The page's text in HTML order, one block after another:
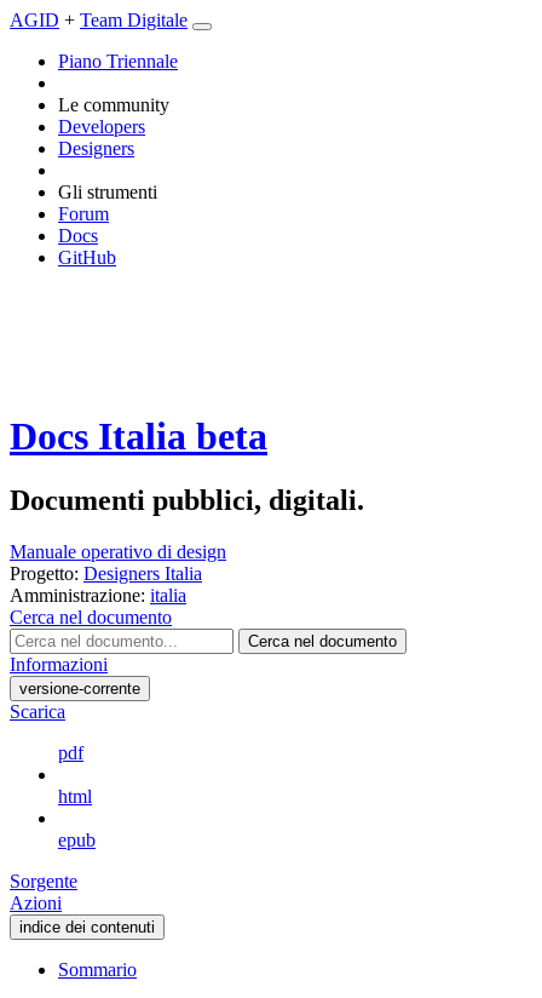
AGID + Team Digitale
Piano Triennale
Le community
Developers
Designers
Gli strumenti
Forum
Docs
GitHub
Docs Italia beta
Documenti pubblici, digitali.
Manuale operativo di design
Progetto: Designers Italia
Amministrazione: italia
Cerca nel documento
Cerca nel documento
Informazioni
versione-corrente
Scarica
pdf
html
epub
Sorgente
Azioni
indice dei contenuti
Sommario